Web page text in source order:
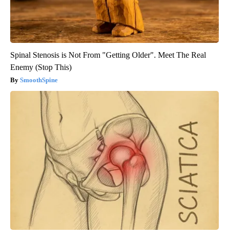
Spinal Stenosis is Not From "Getting Older". Meet The Real
Enemy (Stop This)
SmoothSpine